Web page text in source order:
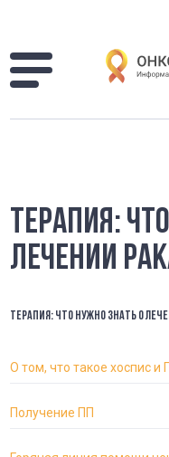
ТЕРАПИЯ:
ЛЕЧЕНИИ
ТЕРАПИЯ: ЧТО НУЖНО ЗНАТЬ О
О том, что такое хоспис и
Получение ПП